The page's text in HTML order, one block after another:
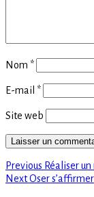
Nom *
E-mail *
Site web
Navigation
de
Previous Previous
post:
Réaliser
NextNext
Oser s’affirmer